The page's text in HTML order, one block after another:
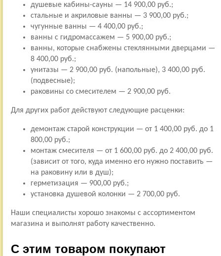
душевые кабины-сауны — 14 900,00 руб.;
стальные и акриловые ванны — 3 900,00 руб.;
чугунные ванны — 4 400,00 руб.;
ванны с гидромассажем — 5 900,00 руб.;
ванны, которые снабжены стеклянными дверцами —
8 400,00 руб.;
унитазы — 2 900,00 руб. (напольные), 3 400,00 руб.
(подвесные);
раковины со смесителем — 2 900,00 руб.
Для других работ действуют следующие расценки:
демонтаж старой конструкции — от 1 400,00 руб. до 1
800,00 руб.;
монтаж смесителя — от 1 600,00 руб. до 2 400,00 руб.
(зависит от того, куда именно его нужно поставить —
на раковину или в душ);
герметизация — 900,00 руб.;
установка душевой колонки — 2 700,00 руб.
Наши специалисты хорошо знакомы с ассортиментом
магазина и выполнят работу качественно.
С этим товаром покупают